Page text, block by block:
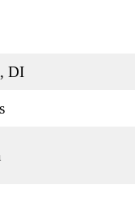
DI